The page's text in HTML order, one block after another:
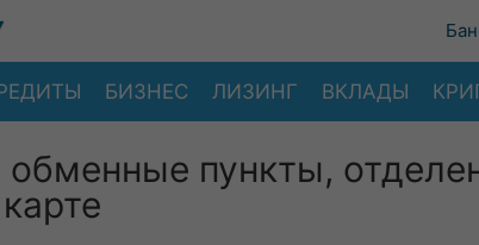
БИЗНЕС ЛИЗИНГ ВКЛАДЫ
пункты,